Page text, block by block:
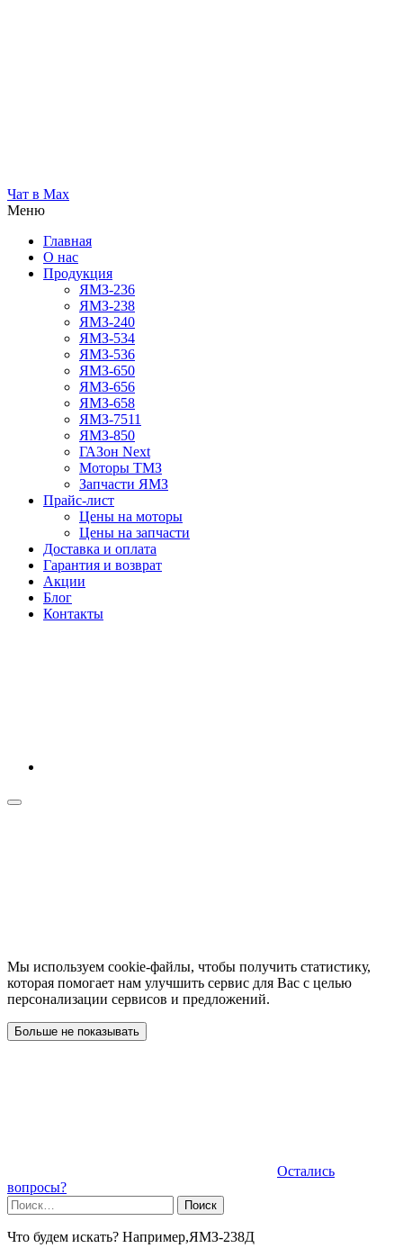
Чат в Max
Меню
Главная
О нас
Продукция
ЯМЗ-236
ЯМЗ-238
ЯМЗ-240
ЯМЗ-534
ЯМЗ-536
ЯМЗ-650
ЯМЗ-656
ЯМЗ-658
ЯМЗ-7511
ЯМЗ-850
ГАЗон Next
Моторы ТМЗ
Запчасти ЯМЗ
Прайс-лист
Цены на моторы
Цены на запчасти
Доставка и оплата
Гарантия и возврат
Акции
Блог
Контакты
Мы используем cookie-файлы, чтобы получить статистику,
которая помогает нам улучшить сервис для Вас с целью
персонализации сервисов и предложений.
Больше не показывать
Остались
вопросы?
Найти:
Что будем искать? Например,ЯМЗ-238Д